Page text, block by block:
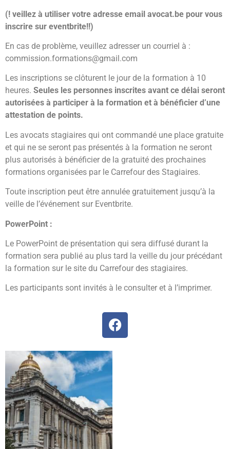
(! veillez à utiliser votre adresse email avocat.be pour vous
inscrire sur eventbrite!!)
En cas de problème, veuillez adresser un courriel à :
commission.formations@gmail.com
Les inscriptions se clôturent le jour de la formation à 10
heures. Seules les personnes inscrites avant ce délai seront
autorisées à participer à la formation et à bénéficier d’une
attestation de points.
Les avocats stagiaires qui ont commandé une place gratuite
et qui ne se seront pas présentés à la formation ne seront
plus autorisés à bénéficier de la gratuité des prochaines
formations organisées par le Carrefour des Stagiaires.
Toute inscription peut être annulée gratuitement jusqu’à la
veille de l’événement sur Eventbrite.
PowerPoint :
Le PowerPoint de présentation qui sera diffusé durant la
formation sera publié au plus tard la veille du jour précédant
la formation sur le site du Carrefour des stagiaires.
Les participants sont invités à le consulter et à l’imprimer.